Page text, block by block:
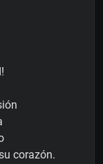
corazón.